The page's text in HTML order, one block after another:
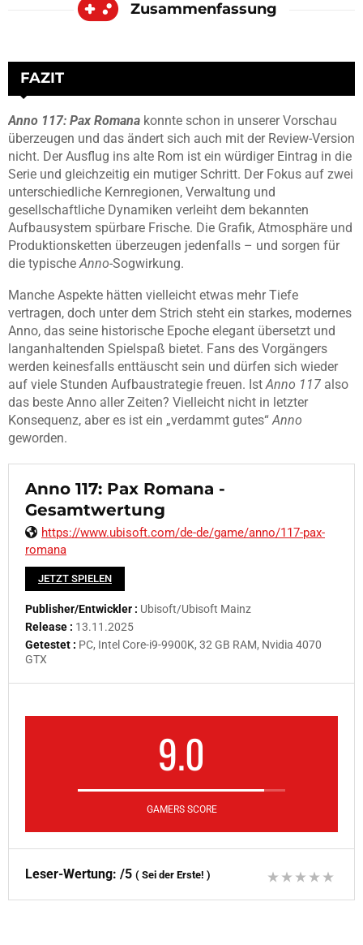
Zusammenfassung
FAZIT
Anno 117: Pax Romana konnte schon in unserer Vorschau
überzeugen und das ändert sich auch mit der Review-Version
nicht. Der Ausflug ins alte Rom ist ein würdiger Eintrag in die
Serie und gleichzeitig ein mutiger Schritt. Der Fokus auf zwei
unterschiedliche Kernregionen, Verwaltung und
gesellschaftliche Dynamiken verleiht dem bekannten
Aufbausystem spürbare Frische. Die Grafik, Atmosphäre und
Produktionsketten überzeugen jedenfalls – und sorgen für
die typischeAnno-Sogwirkung.
Manche Aspekte hätten vielleicht etwas mehr Tiefe
vertragen, doch unter dem Strich steht ein starkes, modernes
Anno, das seine historische Epoche elegant übersetzt und
langanhaltenden Spielspaß bietet. Fans des Vorgängers
werden keinesfalls enttäuscht sein und dürfen sich wieder
auf viele Stunden Aufbaustrategie freuen. IstAnno 117 also
das beste Anno aller Zeiten? Vielleicht nicht in letzter
Konsequenz, aber es ist ein „verdammt gutes“Anno
geworden.
Anno 117: Pax Romana -
Gesamtwertung
https://www.ubisoft.com/de-de/game/anno/117-pax-
romana
JETZT SPIELEN
Publisher/Entwickler : Ubisoft/Ubisoft Mainz
Release : 13.11.2025
Getestet : PC, Intel Core-i9-9900K, 32 GB RAM, Nvidia 4070
GTX
9.0
GAMERS SCORE
Leser-Wertung: /5 ( Sei der Erste! )